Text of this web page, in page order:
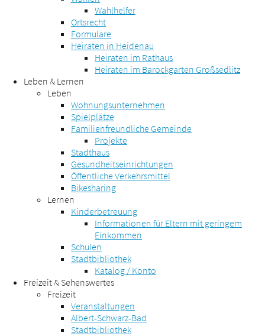
Wahlhelfer
Ortsrecht
Formulare
Heiraten in Heidenau
Heiraten im Rathaus
Heiraten im Barockgarten Großsedlitz
Leben & Lernen
Leben
Wohnungsunternehmen
Spielplätze
Familienfreundliche Gemeinde
Projekte
Stadthaus
Gesundheitseinrichtungen
Öffentliche Verkehrsmittel
Bikesharing
Lernen
Kinderbetreuung
Informationen für Eltern mit geringem
Einkommen
Schulen
Stadtbibliothek
Katalog / Konto
Freizeit & Sehenswertes
Freizeit
Veranstaltungen
Albert-Schwarz-Bad
Stadtbibliothek